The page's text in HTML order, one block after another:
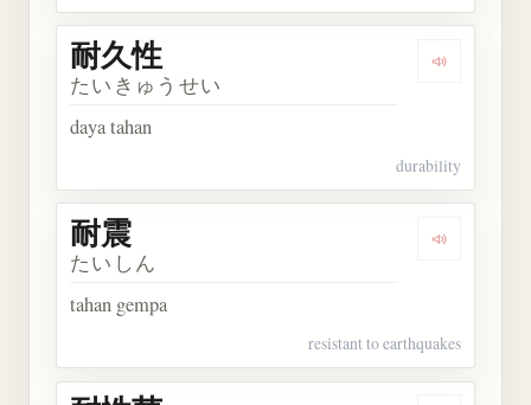
Dengarkan
耐久性
たいきゅうせい
daya tahan
durability
Dengarkan
耐震
たいしん
tahan gempa
resistant to earthquakes